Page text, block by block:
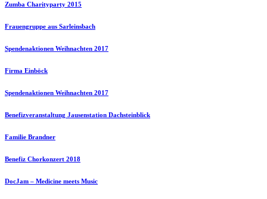
Zumba Charityparty 2015
Frauengruppe aus Sarleinsbach
Spendenaktionen Weihnachten 2017
Firma Einböck
Spendenaktionen Weihnachten 2017
Benefizveranstaltung Jausenstation Dachsteinblick
Familie Brandner
Benefiz Chorkonzert 2018
DocJam – Medicine meets Music